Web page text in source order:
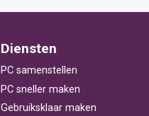
Diensten
PC samenstellen
PC sneller maken
Gebruiksklaar maken